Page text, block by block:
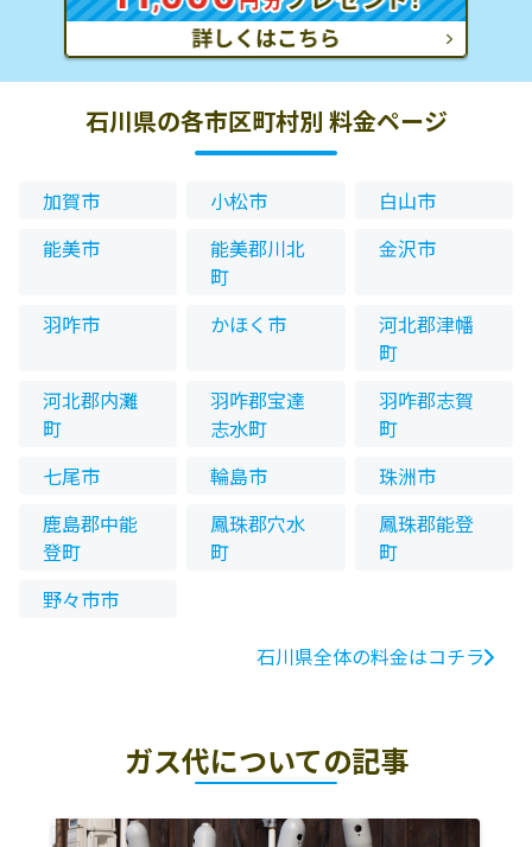
石川県の各市区町村別 料金ページ
加賀市 小松市
白山市
能美市
能美郡川北
町
金沢市
羽咋市 かほく市
河北郡津幡
町
河北郡内灘
町
羽咋郡宝達
志水町
羽咋郡志賀
町
七尾市
輪島市
珠洲市
鹿島郡中能
登町
鳳珠郡穴水
町
鳳珠郡能登
町
野々市市
石川県全体の料金はコチラ
ガス代についての記事